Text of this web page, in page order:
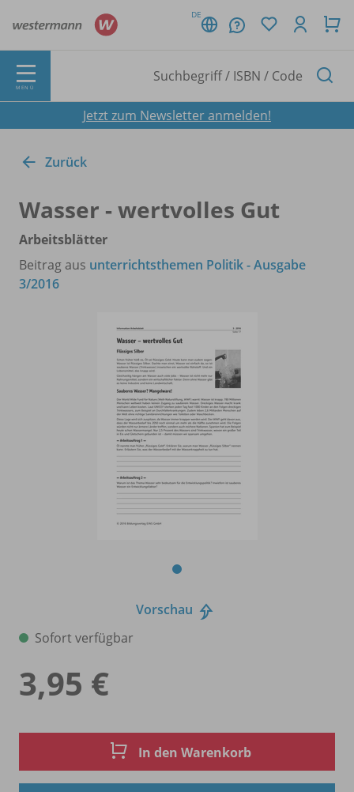
DE
MENÜ
Jetzt zum Newsletter anmelden!
Zurück
Wasser - wertvolles Gut
Arbeitsblätter
Beitrag aus unterrichtsthemen Politik - Ausgabe
3/2016
Vorschau
Sofort verfügbar
3,95 €
In den Warenkorb